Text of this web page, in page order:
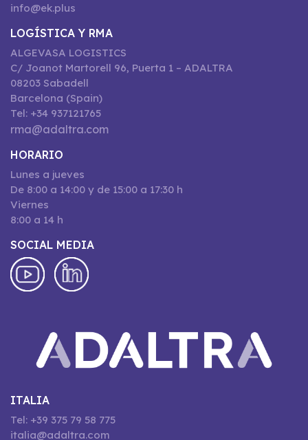
info@ek.plus
LOGÍSTICA Y RMA
ALGEVASA LOGISTICS
C/ Joanot Martorell 96, Puerta 1 – ADALTRA
08203 Sabadell
Barcelona (Spain)
Tel: +34 937121765
rma@adaltra.com
HORARIO
Lunes a jueves
De 8:00 a 14:00 y de 15:00 a 17:30 h
Viernes
8:00 a 14 h
SOCIAL MEDIA
ITALIA
Tel: +39 375 79 58 775
italia@adaltra.com